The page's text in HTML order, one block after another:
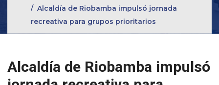
Alcaldía de Riobamba impulsó jornada
recreativa para grupos prioritarios
Alcaldía de Riobamba impulsó